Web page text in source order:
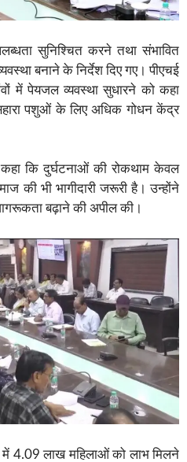
सुनिश्चित करने तथा संभावित
बनाने के निर्देश दिए गए। पीएचई
में पेयजल व्यवस्था सुधारने को कहा
पशुओं के लिए अधिक गोधन केंद्र
कि दुर्घटनाओं की रोकथाम केवल
की भी भागीदारी जरूरी है। उन्होंने
बढ़ाने की अपील की।
4.09 लाख महिलाओं को लाभ मिलने